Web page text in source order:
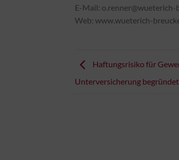
E-Mail: o.renner@wueterich-
Web: www.wueterich-
Haftungsrisiko für
Unterversicherung